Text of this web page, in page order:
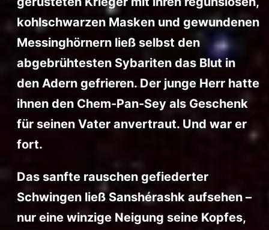
kohlschwarzen Masken und gewundenen
Messinghörnern ließ selbst den
abgebrühtesten Sybariten das Blut in
den Adern gefrieren. Der junge Herr hatte
ihnen den Chem-Pan-Sey als Geschenk
für seinen Vater anvertraut. Und war er
fort.
Das sanfte rauschen gefiederter
Schwingen ließ Sanshérashk aufsehen –
nur eine winzige Neigung seine Kopfes,